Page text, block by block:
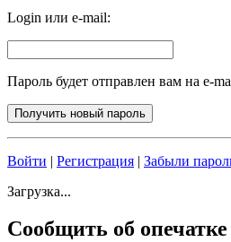
Login или e-mail:
Пароль будет отправлен вам на e-
Войти | Регистрация | Забыли
Загрузка...
Сообщить об опечатке